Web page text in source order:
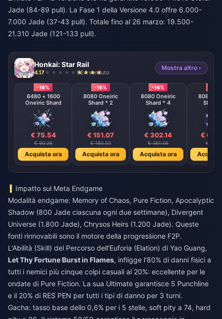
Jade (84-89 pull). La Fase 1 della Versione 4.0 offre 6.000-
7.000 Jade (37-43 pull). Totale fino al 26 marzo: 19.500-
21.310 Jade (121-133 pull).
Honkai: Star Rail
4.17 924 venduto
Mostra altro ›
-16%
6480 + 1600
Oneiric Shard
€ 75.54
€ 90.26
Acquista ora
-16%
8080 Oneiric
Shard * 2
€ 151.07
€ 180.53
Acquista ora
-16%
8080 Oneiric
Shard * 4
€ 302.14
€ 361.06
Acquista ora
8080
Shard
€
€
Impatto sul Meta Endgame
Modalità endgame: Memory of Chaos, Pure Fiction, Apocalyptic
Shadow (800 Jade ciascuna ogni due settimane), Divergent
Universe (1.800 Jade), Chrysos Heirs (1.200 Jade). Queste
fonti rinnovabili sono il motore della progressione F2P.
L'Abilità (Skill) del Percorso dell'Euforia (Elation) di Yao Guang,
Let Thy Fortune Burst in Flames, infligge l'80% di danni fisici a
tutti i nemici più cinque colpi casuali al 20%: eccellente per le
ondate di Pure Fiction. La sua Ultimate garantisce 5 Punchline
e il 20% di RES PEN per tutti i tipi di danno per 3 turni.
Gacha: tasso base dello 0,6% per i 5 stelle, soft pity a 74, hard